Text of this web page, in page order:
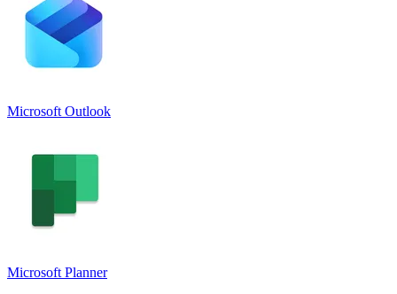
Microsoft Outlook
Microsoft Planner